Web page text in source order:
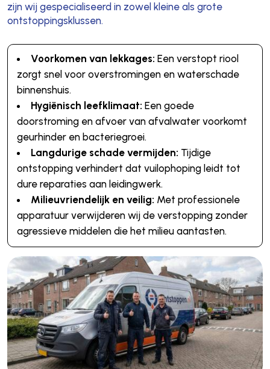
zijn wij gespecialiseerd in zowel kleine als grote
ontstoppingsklussen.
Voorkomen van lekkages: Een verstopt riool
zorgt snel voor overstromingen en waterschade
binnenshuis.
Hygiënisch leefklimaat: Een goede
doorstroming en afvoer van afvalwater voorkomt
geurhinder en bacteriegroei.
Langdurige schade vermijden: Tijdige
ontstopping verhindert dat vuilophoping leidt tot
dure reparaties aan leidingwerk.
Milieuvriendelijk en veilig: Met professionele
apparatuur verwijderen wij de verstopping zonder
agressieve middelen die het milieu aantasten.